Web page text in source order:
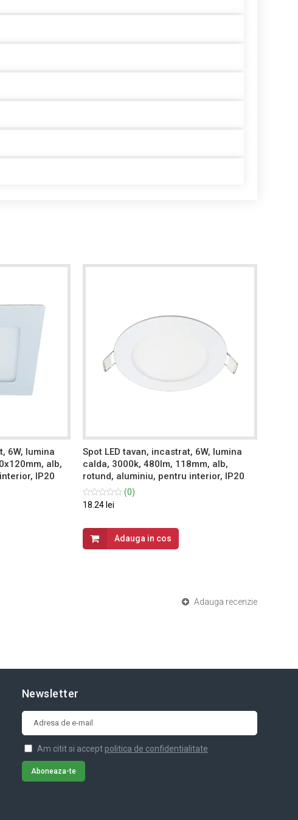
6W, lumina
alb,
IP20
Spot LED tavan, incastrat, 6W, lumina
calda, 3000k, 480lm, 118mm, alb,
rotund, aluminiu, pentru interior, IP20
(0)
18.24 lei
Adauga in cos
Adauga recenzie
Newsletter
Am citit si accept politica de confidentialitate